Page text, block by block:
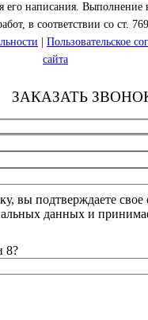
его написания. Выполнение
в соответствии со ст.
Пользовательское
сайта
ЗАКАЗАТЬ
вы подтверждаете свое
данных и
8?